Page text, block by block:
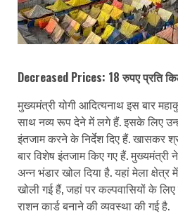
Decreased Prices: 18 रुपए प्रति
मुख्यमंत्री योगी आदित्यनाथ इस बार
साथ नव्य रूप देने में लगे हैं. इसके लिए
इंतजाम करने के निर्देश दिए हैं. खासकर
बार विशेष इंतजाम किए गए हैं.
अन्न भंडार खोल दिया है. यहां मेला
खोली गई हैं, जहां पर कल्पवासियों के
राशन कार्ड बनाने की व्यवस्था की गई है.